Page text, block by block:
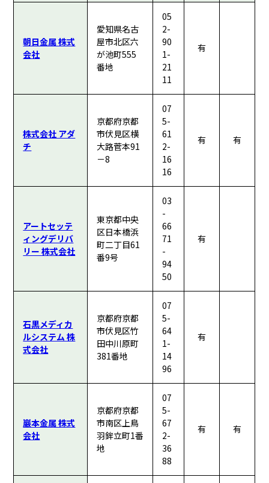
朝日金属 株式
会社
愛知県名古
屋市北区六
が池町555
番地
05
2-
90
1-
21
11
有
株式会社 アダ
チ
京都府京都
市伏見区横
大路菅本91
－8
07
5-
61
2-
16
16
有 有
アートセッテ
ィングデリバ
リー 株式会社
東京都中央
区日本橋浜
町二丁目61
番9号
03
-
66
71
-
94
50
有
石黒メディカ
ルシステム 株
式会社
京都府京都
市伏見区竹
田中川原町
381番地
07
5-
64
1-
14
96
有
巖本金属 株式
会社
京都府京都
市南区上鳥
羽鉾立町1番
地
07
5-
67
2-
36
88
有 有